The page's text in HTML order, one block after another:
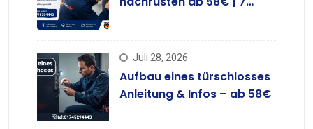
Juli 28, 2026
Aufbau eines türschlosses
Anleitung & Infos – ab 58€